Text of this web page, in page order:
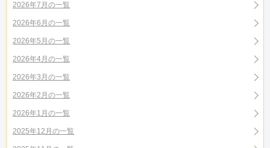
2026年7月の一覧
2026年6月の一覧
2026年5月の一覧
2026年4月の一覧
2026年3月の一覧
2026年2月の一覧
2026年1月の一覧
2025年12月の一覧